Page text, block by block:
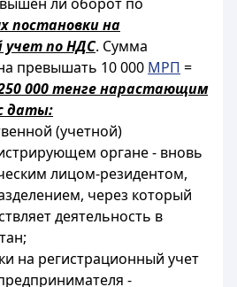
постановки на
учет по НДС. Сумма
превышать 10 000 МРП =
000 тенге нарастающим
даты:
(учетной)
органе - вновь
лицом-резидентом,
через который
деятельность в
на регистрационный учет
-